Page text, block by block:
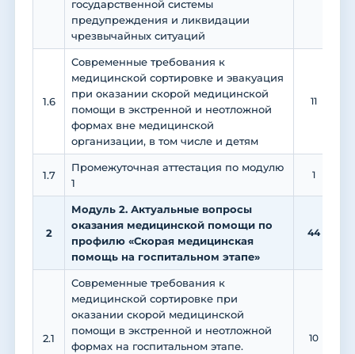
государственной системы
предупреждения и ликвидации
чрезвычайных ситуаций
1.6
Современные требования к
медицинской сортировке и эвакуация
при оказании скорой медицинской
помощи в экстренной и неотложной
формах вне медицинской
организации, в том числе и детям
11
1.7
Промежуточная аттестация по модулю
1
1
2
Модуль 2. Актуальные вопросы
оказания медицинской помощи по
профилю «Скорая медицинская
помощь на госпитальном этапе»
44
2.1
Современные требования к
медицинской сортировке при
оказании скорой медицинской
помощи в экстренной и неотложной
формах на госпитальном этапе.
10